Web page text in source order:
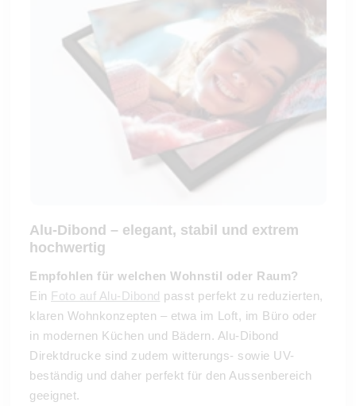
Alu-Dibond – elegant, stabil und extrem
hochwertig
Empfohlen für welchen Wohnstil oder Raum?
Ein Foto auf Alu-Dibond passt perfekt zu reduzierten,
klaren Wohnkonzepten – etwa im Loft, im Büro oder
in modernen Küchen und Bädern. Alu-Dibond
Direktdrucke sind zudem witterungs- sowie UV-
beständig und daher perfekt für den Aussenbereich
geeignet.